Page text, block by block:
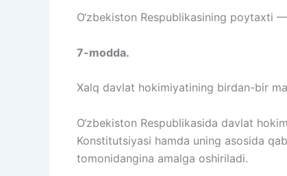
O‘zbekiston Respublikasining poytaxti
7-modda.
Xalq davlat hokimiyatining birdan-bir
O‘zbekiston Respublikasida davlat
Konstitutsiyasi hamda uning asosida
tomonidangina amalga oshiriladi.